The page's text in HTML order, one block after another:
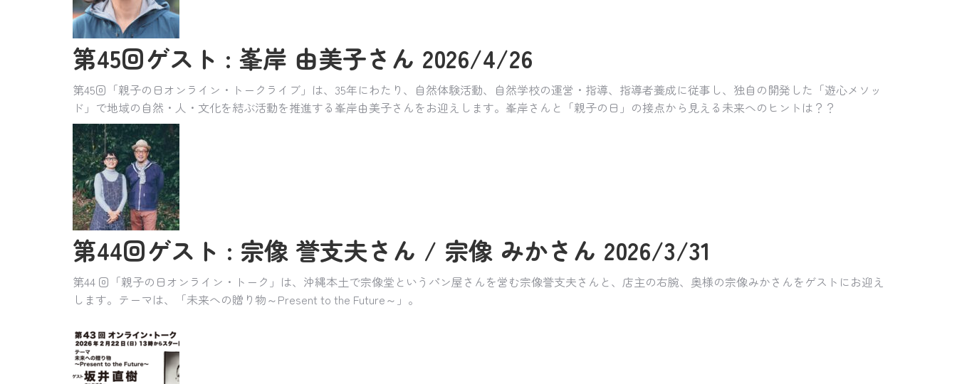
第45回ゲスト : 峯岸 由美子さん 2026/4/26
第45回「親子の日オンライン・トークライブ」は、35年にわたり、自然体験活動、自然学校の運営・指導、指導者養成に従事し、独自の開発した「遊心メソッ
ド」で地域の自然・人・文化を結ぶ活動を推進する峯岸由美子さんをお迎えします。峯岸さんと「親子の日」の接点から見える未来へのヒントは？？
第44回ゲスト : 宗像 誉支夫さん / 宗像 みかさん 2026/3/31
第44 回「親子の日オンライン・トーク」は、沖縄本土で宗像堂というパン屋さんを営む宗像誉支夫さんと、店主の右腕、奥様の宗像みかさんをゲストにお迎え
します。テーマは、「未来への贈り物～Present to the Future～」。